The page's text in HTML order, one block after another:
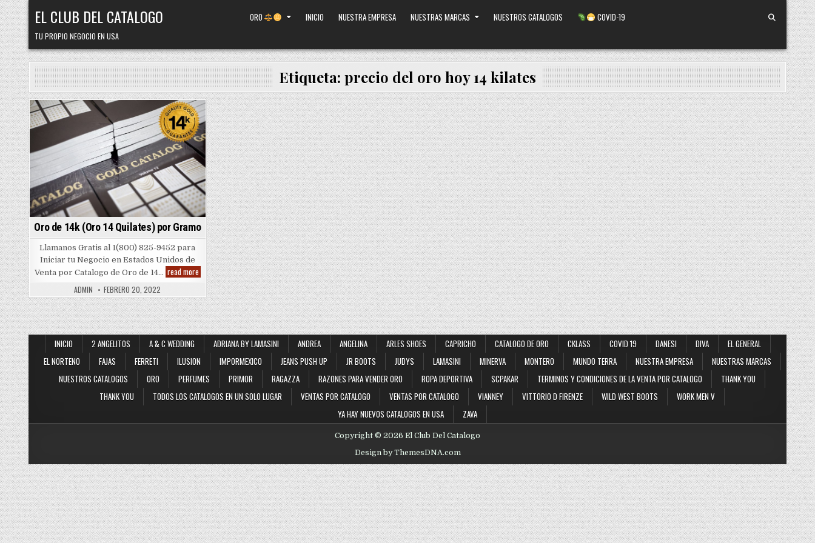
Skip
to
content
EL CLUB DEL CATALOGO
TU PROPIO NEGOCIO EN USA
ORO INICIO NUESTRA EMPRESA NUESTRAS MARCAS NUESTROS CATALOGOS COVID-19
Etiqueta: precio del oro hoy 14 kilates
Posted
Oro de 14k (Oro 14 Quilates) por Gramo
Llamanos Gratis al 1(800) 825-9452 para
Iniciar tu Negocio en Estados Unidos de
Venta por Catalogo de Oro de 14… read moreOro
de
14k
(Oro
14
Quilates)
por
Gramo
ADMIN FEBRERO 20, 2022
INICIO 2 ANGELITOS A & C WEDDING ADRIANA BY LAMASINI ANDREA ANGELINA ARLES SHOES CAPRICHO CATALOGO DE ORO CKLASS COVID 19 DANESI DIVA
EL GENERAL
EL NORTENO
FAJAS FERRETI ILUSION IMPORMEXICO JEANS PUSH UP JR BOOTS JUDYS LAMASINI MINERVA MONTERO MUNDO TERRA NUESTRA EMPRESA
NUESTRAS MARCAS
NUESTROS CATALOGOS
ORO PERFUMES PRIMOR RAGAZZA RAZONES PARA VENDER ORO ROPA DEPORTIVA SCPAKAR TERMINOS Y CONDICIONES DE LA VENTA POR CATALOGO
THANK YOU
THANK YOU
TODOS LOS CATALOGOS EN UN SOLO LUGAR VENTAS POR CATALOGO VENTAS POR CATALOGO VIANNEY VITTORIO D FIRENZE WILD WEST BOOTS
WORK MEN V
YA HAY NUEVOS CATALOGOS EN USA
ZAVA
Copyright © 2026 El Club Del Catalogo
Design by ThemesDNA.com